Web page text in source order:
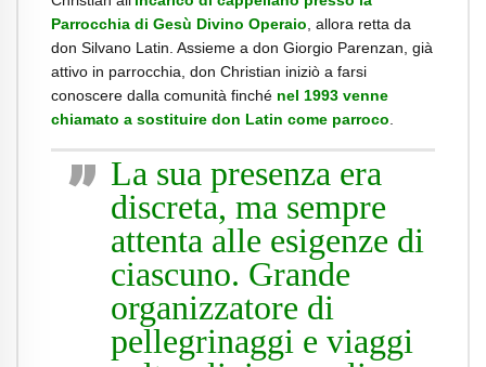
Parrocchia di Gesù Divino Operaio, allora retta da
don Silvano Latin. Assieme a don Giorgio Parenzan, già
attivo in parrocchia, don Christian iniziò a farsi
conoscere dalla comunità finché nel 1993 venne
chiamato a sostituire don Latin come parroco.
La sua presenza era
discreta, ma sempre
attenta alle esigenze di
ciascuno. Grande
organizzatore di
pellegrinaggi e viaggi